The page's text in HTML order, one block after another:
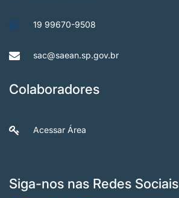
19 99670-9508
sac@saean.sp.gov.br
Colaboradores
Acessar Área
Siga-nos nas Redes Sociais